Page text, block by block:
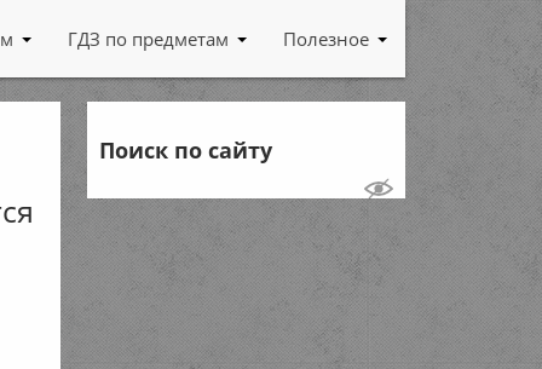
ГДЗ по предметам Полезное
Поиск по сайту